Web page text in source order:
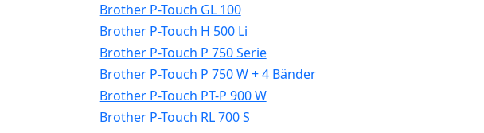
Brother P-Touch GL 100
Brother P-Touch H 500 Li
Brother P-Touch P 750 Serie
Brother P-Touch P 750 W + 4 Bänder
Brother P-Touch PT-P 900 W
Brother P-Touch RL 700 S